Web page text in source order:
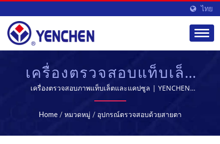
ไทย
เครื่องตรวจสอบแท็บเล็ต
และแคปซูลอัตโนมัติ |
อุปกรณ์การผลิตและการ
ประมวลผลยา |
เครื่องตรวจสอบภาพแท็บเล็ตและแคปซูล | YENCHEN
MACHINERY CO., LTD. มีความเชี่ยวชาญในการผลิต
เครื่องจักรทางการแพทย์มาเป็นเวลา 60 ปี.
Home / หมวดหมู่ / อุปกรณ์ตรวจสอบด้วยสายตา